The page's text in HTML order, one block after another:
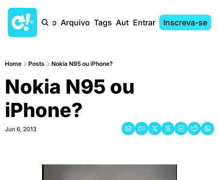
Início Arquivo Tags AutoresEntrar Inscreva-se
Home Posts Nokia N95 ou iPhone?
Nokia N95 ou
iPhone?
Jun 6, 2013